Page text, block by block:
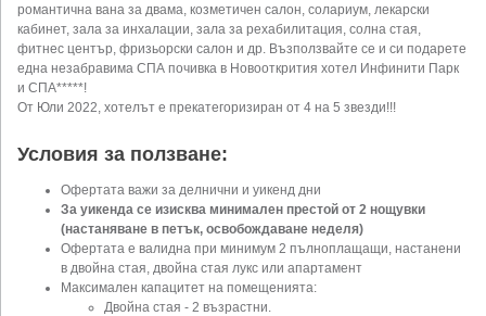
романтична вана за двама, козметичен салон, солариум, лекарски
кабинет, зала за инхалации, зала за рехабилитация, солна стая,
фитнес център, фризьорски салон и др. Възползвайте се и си подарете
една незабравима СПА почивка в Новооткрития хотел Инфинити Парк
и СПА*****!
От Юли 2022, хотелът е прекатегоризиран от 4 на 5 звезди!!!
Условия за ползване:
Офертата важи за делнични и уикенд дни
За уикенда се изисква минимален престой от 2 нощувки
(настаняване в петък, освобождаване неделя)
Офертата е валидна при минимум 2 пълноплащащи, настанени
в двойна стая, двойна стая лукс или апартамент
Максимален капацитет на помещенията:
Двойна стая - 2 възрастни.